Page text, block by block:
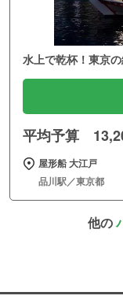
水上で乾杯！東京
平均予算
屋形船 大江戸
品川駅／東京都
他の